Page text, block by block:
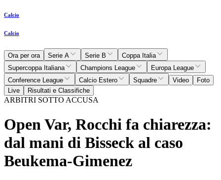
Calcio
Calcio
Ora per ora Serie A Serie B
Coppa Italia
Supercoppa Italiana
Champions League
Europa League
Conference League
Calcio Estero Squadre Video
Foto
Live
Risultati e Classifiche
ARBITRI SOTTO ACCUSA
Open Var, Rocchi fa chiarezza:
dal mani di Bisseck al caso
Beukema-Gimenez